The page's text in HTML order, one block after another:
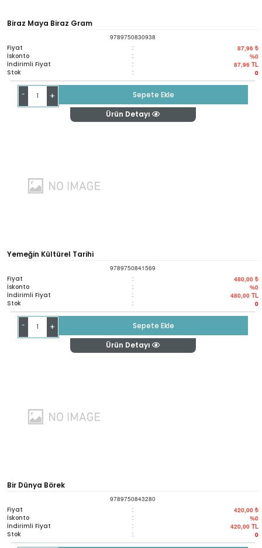
Biraz Maya Biraz Gram
9789750830938
Fiyat : 87,96 ₺
İskonto : %0
İndirimli Fiyat : 87,96 TL
Stok : 0
- +
Sepete Ekle
Ürün Detayı
Yemeğin Kültürel Tarihi
9789750841569
Fiyat : 480,00 ₺
İskonto : %0
İndirimli Fiyat : 480,00 TL
Stok : 0
- +
Sepete Ekle
Ürün Detayı
Bir Dünya Börek
9789750843280
Fiyat : 420,00 ₺
İskonto : %0
İndirimli Fiyat : 420,00 TL
Stok : 0